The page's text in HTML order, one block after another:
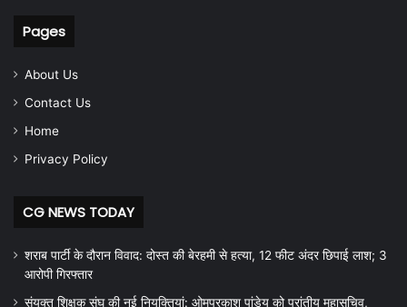
Pages
About Us
Contact Us
Home
Privacy Policy
CG NEWS TODAY
शराब पार्टी के दौरान विवाद: दोस्त की बेरहमी से हत्या, 12 फीट अंदर छिपाई लाश; 3
आरोपी गिरफ्तार
संयुक्त शिक्षक संघ की नई नियुक्तियां: ओमप्रकाश पांडेय को प्रांतीय महासचिव,